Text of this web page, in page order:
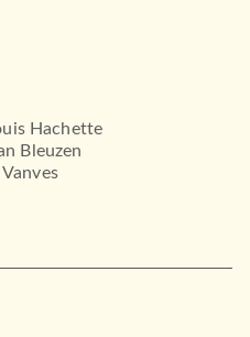
Hachette
Bleuzen